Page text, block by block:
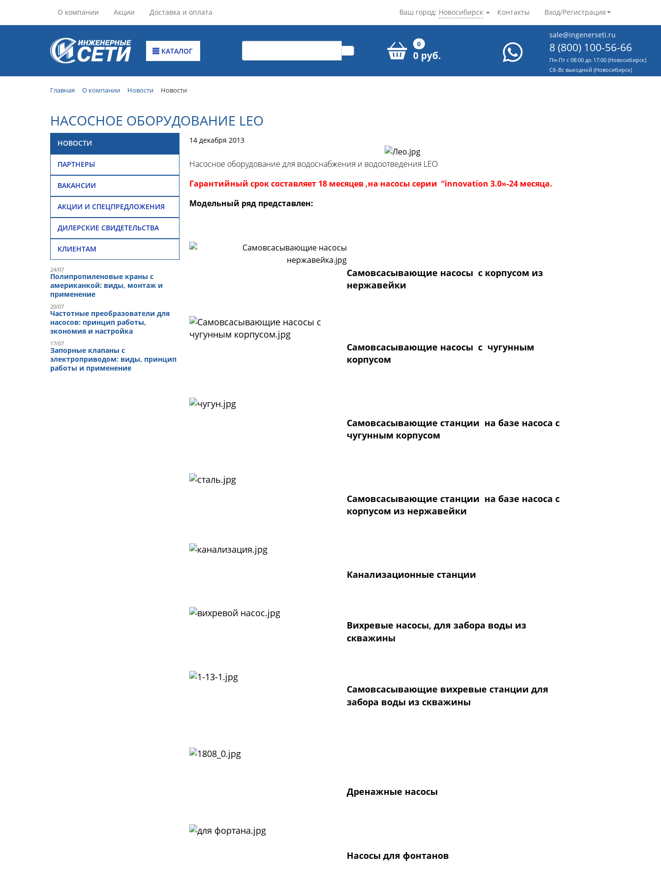
О компании Акции Доставка и оплата Контакты Вход/Регистрация
Ваш город: Новосибирск
КАТАЛОГ
0
0 руб.
sale@ingenerseti.ru
8 (800) 100-56-66
Пн-Пт с 08:00 до 17:00 (Новосибирск)
Cб-Вс выходной (Новосибирск)
Главная О компании Новости Новости
НАСОCНОЕ ОБОРУДОВАНИЕ LEO
НОВОСТИ
ПАРТНЕРЫ
ВАКАНСИИ
АКЦИИ И СПЕЦПРЕДЛОЖЕНИЯ
ДИЛЕРСКИЕ СВИДЕТЕЛЬСТВА
КЛИЕНТАМ
24/07
Полипропиленовые краны с
американкой: виды, монтаж и
применение
20/07
Частотные преобразователи для
насосов: принцип работы,
экономия и настройка
17/07
Запорные клапаны с
электроприводом: виды, принцип
работы и применение
14 декабря 2013
Насосное оборудование для водоснабжения и водоотведения LEO
Гарантийный срок составляет 18 месяцев ,на насосы серии “innovation 3.0»-24 месяца.
Модельный ряд представлен:
Самовсасывающие насосы с корпусом из
нержавейки
Самовсасывающие насосы с чугунным
корпусом
Самовсасывающие станции на базе насоса с
чугунным корпусом
Самовсасывающие станции на базе насоса с
корпусом из нержавейки
Канализационные станции
Вихревые насосы, для забора воды из
скважины
Самовсасывающие вихревые станции для
забора воды из скважины
Дренажные насосы
Насосы для фонтанов